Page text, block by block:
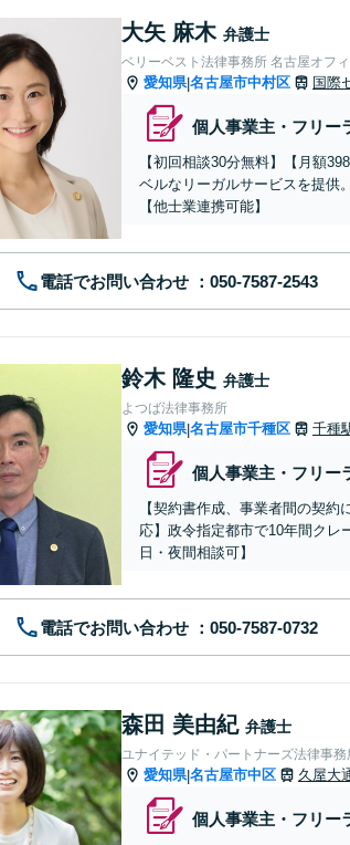
大矢 麻木 弁護士
ベリーベスト法律事務所 名古屋オフ
愛知県|名古屋市中村区 国際
個人事業主・フリー
【初回相談30分無料】【月額
ベルなリーガルサービスを提供
【他士業連携可能】
電話でお問い合わせ
鈴木 隆史 弁護士
よつば法律事務所
愛知県|名古屋市千種区 千種
個人事業主・フリー
【契約書作成、事業者間の契
応】政令指定都市で10年間クレ
日・夜間相談可】
電話でお問い合わせ
森田 美由紀 弁護士
ユナイテッド・パートナーズ法律事務
愛知県|名古屋市中区 久屋大
個人事業主・フリー